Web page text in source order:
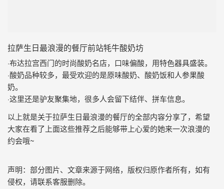
拉萨生日最浪漫的餐厅前站牦牛酸奶坊
·布达拉宫西门的时尚酸奶名店，口味偏酸，用特色器具盛装。
·酸奶品种较多，最受欢迎的是原味酸奶、酸奶饭和人参果酸
奶。
·这里还是驴友聚集地，很多人会留下结伴、拼车信息。
以上就是关于拉萨生日最浪漫的餐厅的全部内容分享了，希望
大家在看了上面这些推荐之后能够带上心爱的她来一次浪漫的
约会哦~
声明：部分图片、文章来源于网络，版权归原作者所有，如有
侵权，请联系客服删除。